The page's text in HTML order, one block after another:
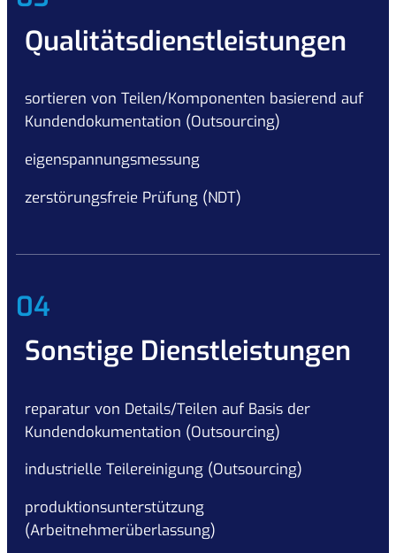
Qualitätsdienstleistungen
sortieren von Teilen/Komponenten basierend auf
Kundendokumentation (Outsourcing)
eigenspannungsmessung
zerstörungsfreie Prüfung (NDT)
04
Sonstige Dienstleistungen
reparatur von Details/Teilen auf Basis der
Kundendokumentation (Outsourcing)
industrielle Teilereinigung (Outsourcing)
produktionsunterstützung
(Arbeitnehmerüberlassung)